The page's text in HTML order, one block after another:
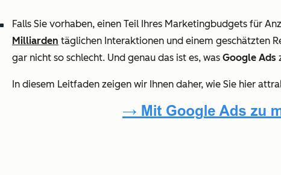
Falls Sie vorhaben, einen Teil Ihres Marketingbudgets für
Milliarden täglichen Interaktionen und einem geschätzten
gar nicht so schlecht. Und genau das ist es, was Google Ads
In diesem Leitfaden zeigen wir Ihnen daher, wie Sie hier